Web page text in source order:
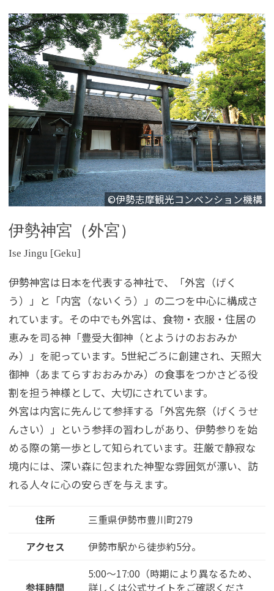
©伊勢志摩観光コンベンション機構
伊勢神宮（外宮）
Ise Jingu [Geku]
伊勢神宮は日本を代表する神社で、「外宮（げく
う）」と「内宮（ないくう）」の二つを中心に構成さ
れています。その中でも外宮は、食物・衣服・住居の
恵みを司る神「豊受大御神（とようけのおおみか
み）」を祀っています。5世紀ごろに創建され、天照大
御神（あまてらすおおみかみ）の食事をつかさどる役
割を担う神様として、大切にされています。
外宮は内宮に先んじて参拝する「外宮先祭（げくうせ
んさい）」という参拝の習わしがあり、伊勢参りを始
める際の第一歩として知られています。荘厳で静寂な
境内には、深い森に包まれた神聖な雰囲気が漂い、訪
れる人々に心の安らぎを与えます。
住所
三重県伊勢市豊川町279
アクセス
伊勢市駅から徒歩約5分。
参拝時間
5:00～17:00（時期により異なるため、
詳しくは公式サイトをご確認くださ